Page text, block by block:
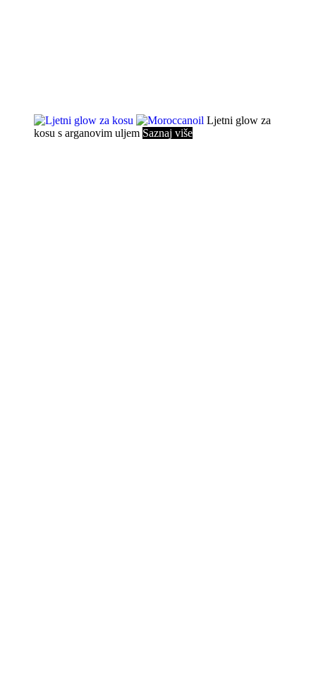
Ljetni glow za
kosu s arganovim uljem Saznaj više